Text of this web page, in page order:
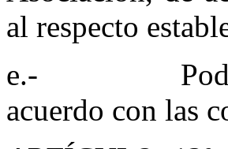
al respecto
e.- Poder
acuerdo con las